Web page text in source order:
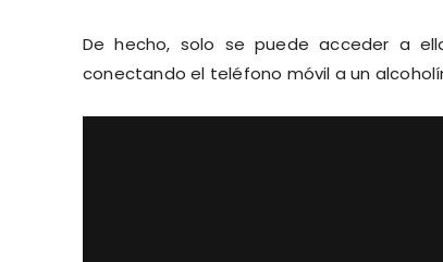
De hecho, solo se puede acceder a
conectando el teléfono móvil a un